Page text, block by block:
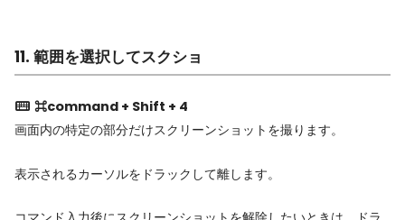
11. 範囲を選択してスクショ
⌘command + Shift + 4
画面内の特定の部分だけスクリーンショットを撮ります。
表示されるカーソルをドラックして離します。